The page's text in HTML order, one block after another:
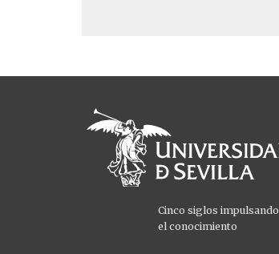
Cinco siglos impulsando
el conocimiento